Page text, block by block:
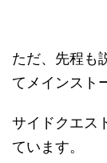
ただ、先程も
てメインスト
サイドクエス
ています。